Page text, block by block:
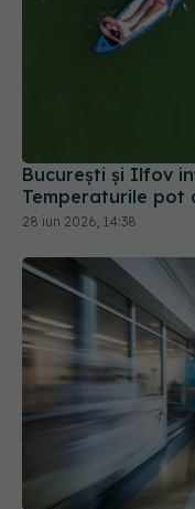
București și Ilfov
Temperaturile pot
28 iun 2026, 14:38